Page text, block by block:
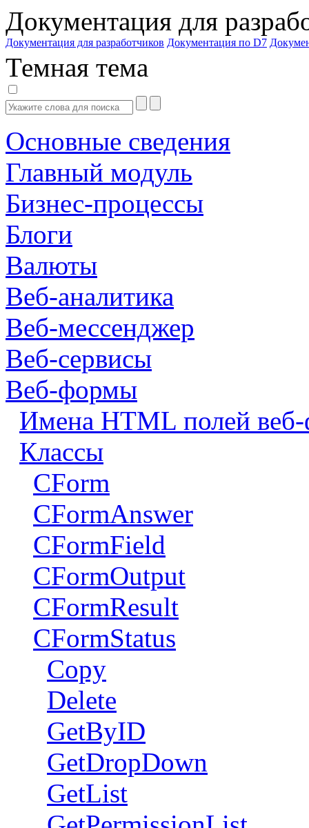
Документация для
Документация для разработчиков Документация по D7
Темная тема
Основные сведения
Главный модуль
Бизнес-процессы
Блоги
Валюты
Веб-аналитика
Веб-мессенджер
Веб-сервисы
Веб-формы
Имена HTML полей
Классы
CForm
CFormAnswer
CFormField
CFormOutput
CFormResult
CFormStatus
Copy
Delete
GetByID
GetDropDown
GetList